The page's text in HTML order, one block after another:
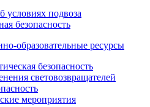
условиях подвоза
безопасность
образовательные ресурсы
безопасность
световозвращателей
мероприятия